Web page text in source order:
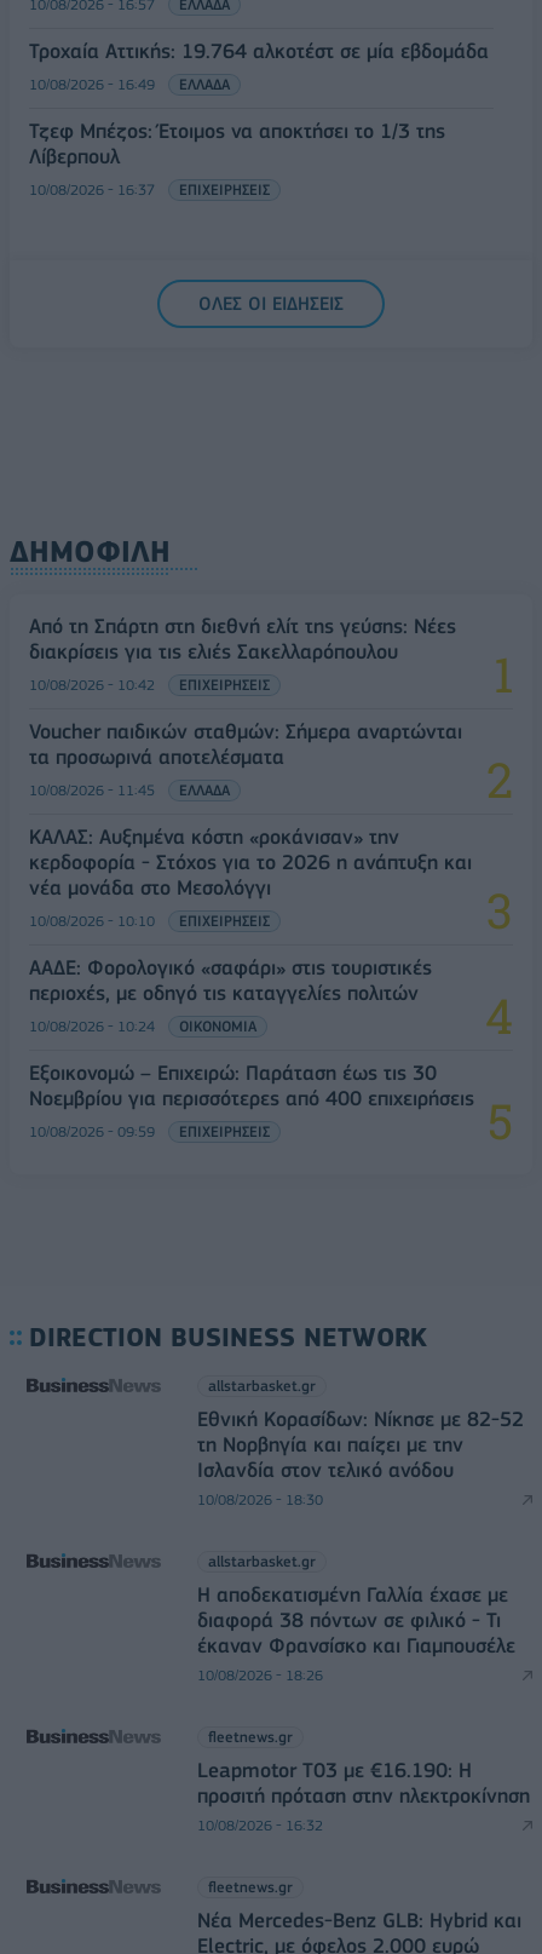
10/08/2026 - 16:57 ΕΛΛΑΔΑ
Τροχαία Αττικής: 19.764 αλκοτέστ σε μία εβδομάδα
10/08/2026 - 16:49 ΕΛΛΑΔΑ
Τζεφ Μπέζος: Έτοιμος να αποκτήσει το 1/3 της
Λίβερπουλ
10/08/2026 - 16:37 ΕΠΙΧΕΙΡΗΣΕΙΣ
ΟΛΕΣ ΟΙ ΕΙΔΗΣΕΙΣ
ΔΗΜΟΦΙΛΗ
Από τη Σπάρτη στη διεθνή ελίτ της γεύσης: Νέες
διακρίσεις για τις ελιές Σακελλαρόπουλου
10/08/2026 - 10:42 ΕΠΙΧΕΙΡΗΣΕΙΣ
Voucher παιδικών σταθμών: Σήμερα αναρτώνται
τα προσωρινά αποτελέσματα
10/08/2026 - 11:45 ΕΛΛΑΔΑ
ΚΑΛΑΣ: Αυξημένα κόστη «ροκάνισαν» την
κερδοφορία - Στόχος για το 2026 η ανάπτυξη και
νέα μονάδα στο Μεσολόγγι
10/08/2026 - 10:10 ΕΠΙΧΕΙΡΗΣΕΙΣ
ΑΑΔΕ: Φορολογικό «σαφάρι» στις τουριστικές
περιοχές, με οδηγό τις καταγγελίες πολιτών
10/08/2026 - 10:24 ΟΙΚΟΝΟΜΙΑ
Εξοικονομώ – Επιχειρώ: Παράταση έως τις 30
Νοεμβρίου για περισσότερες από 400 επιχειρήσεις
10/08/2026 - 09:59 ΕΠΙΧΕΙΡΗΣΕΙΣ
DIRECTION BUSINESS NETWORK
allstarbasket.gr
Εθνική Κορασίδων: Νίκησε με 82-52
τη Νορβηγία και παίζει με την
Ισλανδία στον τελικό ανόδου
10/08/2026 - 18:30
allstarbasket.gr
Η αποδεκατισμένη Γαλλία έχασε με
διαφορά 38 πόντων σε φιλικό - Τι
έκαναν Φρανσίσκο και Γιαμπουσέλε
10/08/2026 - 18:26
fleetnews.gr
Leapmotor T03 με €16.190: Η
προσιτή πρόταση στην ηλεκτροκίνηση
10/08/2026 - 16:32
fleetnews.gr
Νέα Mercedes-Benz GLB: Hybrid και
Electric, με όφελος 2.000 ευρώ